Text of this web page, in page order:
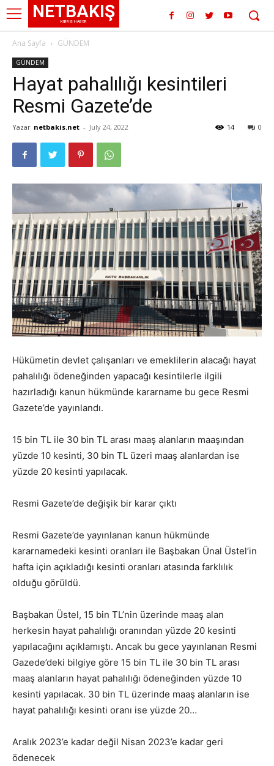
NETBAKIŞ
KIBRIS HABER
Ana Sayfa GÜNDEM
GÜNDEM
Hayat pahalılığı kesintileri
Resmi Gazete’de
Yazar netbakis.net - July 24, 2022 0
14
Hükümetin devlet çalışanları ve emeklilerin alacağı hayat
pahalılığı ödeneğinden yapacağı kesintilerle ilgili
hazırladığı kanun hükmünde kararname bu gece Resmi
Gazete’de yayınlandı.
15 bin TL ile 30 bin TL arası maaş alanların maaşından
yüzde 10 kesinti, 30 bin TL üzeri maaş alanlardan ise
yüzde 20 kesinti yapılacak.
Resmi Gazete’de değişik bir karar çıktı
Resmi Gazete’de yayınlanan kanun hükmünde
kararnamedeki kesinti oranları ile Başbakan Ünal Üstel’in
hafta için açıkladığı kesinti oranları atasında farklılık
olduğu görüldü.
Başbakan Üstel, 15 bin TL’nin üzerinde maaş alan
herkesin hayat pahalılığı oranından yüzde 20 kesinti
yapılacağını açıklamıştı. Ancak bu gece yayınlanan Resmi
Gazede’deki bilgiye göre 15 bin TL ile 30 bin TL arası
maaş alanların hayat pahalılığı ödeneğinden yüzde 10
kesinti yapılacak. 30 bin TL üzerinde maaş alanların ise
hayat pahalılığı kesinti oranı ise yüzde 20…
Aralık 2023’e kadar değil Nisan 2023’e kadar geri
ödenecek